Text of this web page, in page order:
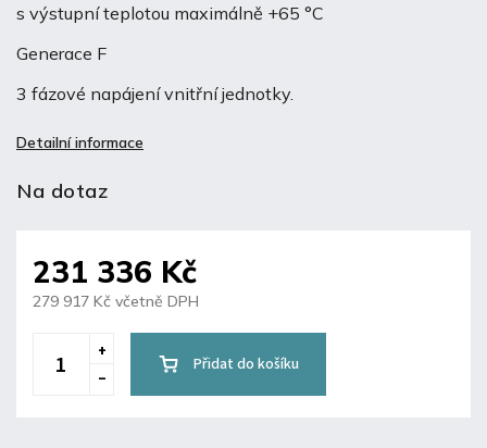
s výstupní teplotou maximálně +65 °C
Generace F
3 fázové napájení vnitřní jednotky.
Detailní informace
Na dotaz
231 336 Kč
279 917 Kč včetně DPH
Přidat do košíku